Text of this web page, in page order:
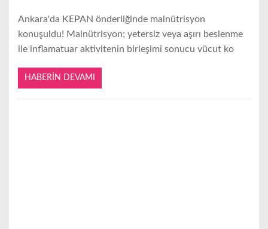
Ankara'da KEPAN önderliğinde malnütrisyon
konuşuldu! Malnütrisyon; yetersiz veya aşırı beslenme
ile inflamatuar aktivitenin birleşimi sonucu vücut ko
HABERIN DEVAMI